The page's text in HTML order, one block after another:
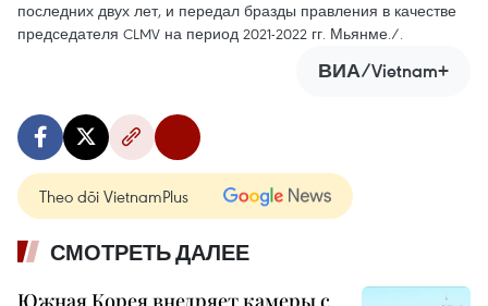
последних двух лет, и передал бразды правления в качестве
председателя CLMV на период 2021-2022 гг. Мьянме./.
ВИА/Vietnam+
Theo dõi VietnamPlus
СМОТРЕТЬ ДАЛЕЕ